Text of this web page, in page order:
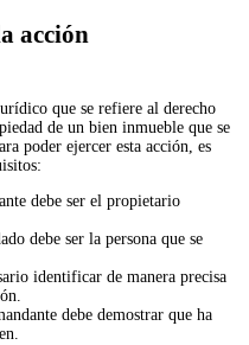
acción
que se refiere al derecho
de un bien inmueble que se
poder ejercer esta acción, es
debe ser el propietario
debe ser la persona que se
identificar de manera precisa
debe demostrar que ha